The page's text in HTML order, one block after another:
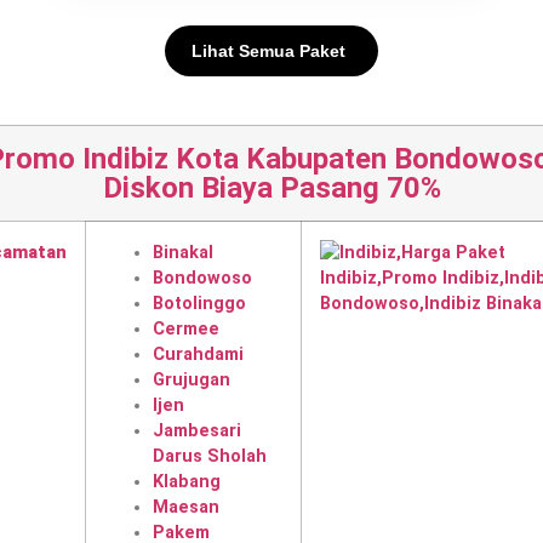
Lihat Semua Paket
Indibiz Kota Kabupaten
Diskon Biaya Pasang 70%
Binakal
Bondowoso
Botolinggo
Cermee
Curahdami
Grujugan
Ijen
Jambesari
Darus Sholah
Klabang
Maesan
Pakem